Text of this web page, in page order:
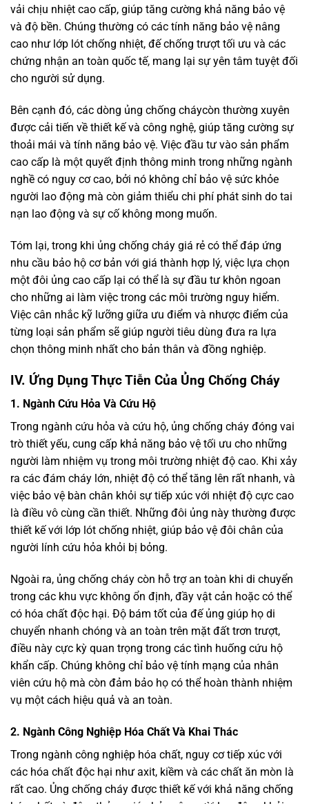
vải chịu nhiệt cao cấp, giúp tăng cường khả năng bảo vệ
và độ bền. Chúng thường có các tính năng bảo vệ nâng
cao như lớp lót chống nhiệt, đế chống trượt tối ưu và các
chứng nhận an toàn quốc tế, mang lại sự yên tâm tuyệt đối
cho người sử dụng.
Bên cạnh đó, các dòng ủng chống cháycòn thường xuyên
được cải tiến về thiết kế và công nghệ, giúp tăng cường sự
thoải mái và tính năng bảo vệ. Việc đầu tư vào sản phẩm
cao cấp là một quyết định thông minh trong những ngành
nghề có nguy cơ cao, bởi nó không chỉ bảo vệ sức khỏe
người lao động mà còn giảm thiểu chi phí phát sinh do tai
nạn lao động và sự cố không mong muốn.
Tóm lại, trong khi ủng chống cháy giá rẻ có thể đáp ứng
nhu cầu bảo hộ cơ bản với giá thành hợp lý, việc lựa chọn
một đôi ủng cao cấp lại có thể là sự đầu tư khôn ngoan
cho những ai làm việc trong các môi trường nguy hiểm.
Việc cân nhắc kỹ lưỡng giữa ưu điểm và nhược điểm của
từng loại sản phẩm sẽ giúp người tiêu dùng đưa ra lựa
chọn thông minh nhất cho bản thân và đồng nghiệp.
IV. Ứng Dụng Thực Tiễn Của Ủng Chống Cháy
1. Ngành Cứu Hỏa Và Cứu Hộ
Trong ngành cứu hỏa và cứu hộ, ủng chống cháy đóng vai
trò thiết yếu, cung cấp khả năng bảo vệ tối ưu cho những
người làm nhiệm vụ trong môi trường nhiệt độ cao. Khi xảy
ra các đám cháy lớn, nhiệt độ có thể tăng lên rất nhanh, và
việc bảo vệ bàn chân khỏi sự tiếp xúc với nhiệt độ cực cao
là điều vô cùng cần thiết. Những đôi ủng này thường được
thiết kế với lớp lót chống nhiệt, giúp bảo vệ đôi chân của
người lính cứu hỏa khỏi bị bỏng.
Ngoài ra, ủng chống cháy còn hỗ trợ an toàn khi di chuyển
trong các khu vực không ổn định, đầy vật cản hoặc có thể
có hóa chất độc hại. Độ bám tốt của đế ủng giúp họ di
chuyển nhanh chóng và an toàn trên mặt đất trơn trượt,
điều này cực kỳ quan trọng trong các tình huống cứu hộ
khẩn cấp. Chúng không chỉ bảo vệ tính mạng của nhân
viên cứu hộ mà còn đảm bảo họ có thể hoàn thành nhiệm
vụ một cách hiệu quả và an toàn.
2. Ngành Công Nghiệp Hóa Chất Và Khai Thác
Trong ngành công nghiệp hóa chất, nguy cơ tiếp xúc với
các hóa chất độc hại như axit, kiềm và các chất ăn mòn là
rất cao. Ủng chống cháy được thiết kế với khả năng chống